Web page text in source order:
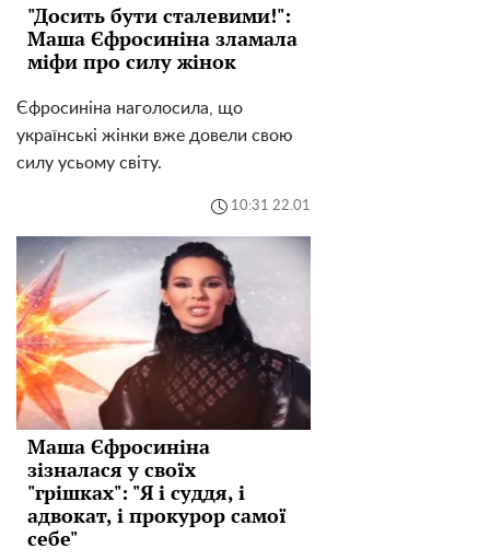
"Досить бути сталевими!":
Маша Єфросиніна зламала
міфи про силу жінок
Єфросиніна наголосила, що
українські жінки вже довели свою
силу усьому світу.
10:31 22.01
Маша Єфросиніна
зізналася у своїх
"грішках": "Я і суддя, і
адвокат, і прокурор самої
себе"